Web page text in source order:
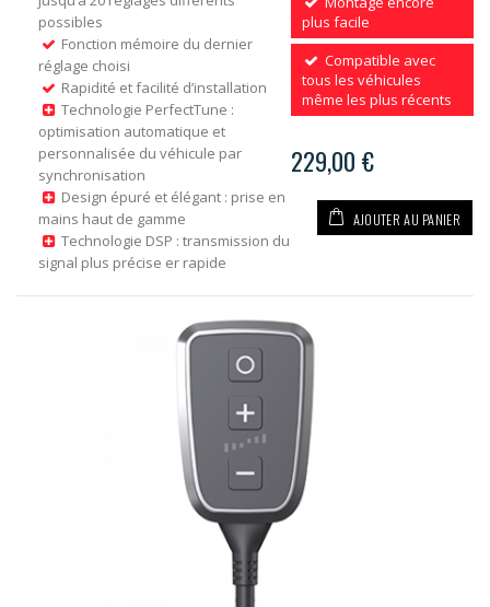
possibles
Fonction mémoire du dernier
réglage choisi
Rapidité et facilité d’installation
Technologie PerfectTune :
optimisation automatique et
personnalisée du véhicule par
synchronisation
Design épuré et élégant : prise en
mains haut de gamme
Technologie DSP : transmission du
signal plus précise er rapide
plus facile
Compatible avec
tous les véhicules
même les plus récents
229,00 €
AJOUTER AU PANIER